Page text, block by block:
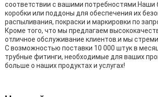
соответствии с вашими
коробки или поддоны для обеспечения их
распыливания, покраски и маркировки по
Кроме того, что мы предлагаем
отличное обслуживание клиентов.и мы
С возможностью поставки 10 000 штук в
трубные фитинги, необходимые для ваших
больше о наших продуктах и услугах!